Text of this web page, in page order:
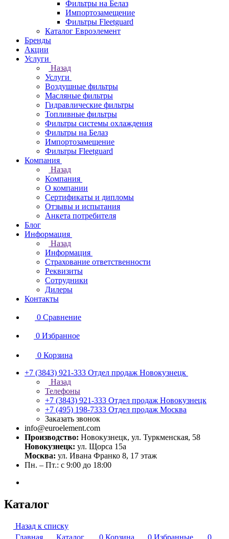
Фильтры на Белаз
Импортозамещение
Фильтры Fleetguard
Каталог Евроэлемент
Бренды
Акции
Услуги
Назад
Услуги
Воздушные фильтры
Масляные фильтры
Гидравлические фильтры
Топливные фильтры
Фильтры системы охлаждения
Фильтры на Белаз
Импортозамещение
Фильтры Fleetguard
Компания
Назад
Компания
О компании
Сертификаты и дипломы
Отзывы и испытания
Анкета потребителя
Блог
Информация
Назад
Информация
Страхование ответственности
Реквизиты
Сотрудники
Дилеры
Контакты
0 Сравнение
0 Избранное
0 Корзина
+7 (3843) 921-333 Отдел продаж Новокузнецк
Назад
Телефоны
+7 (3843) 921-333 Отдел продаж Новокузнецк
+7 (495) 198-7333 Отдел продаж Москва
Заказать звонок
info@euroelement.com
Производство: Новокузнецк, ул. Туркменская, 58
Новокузнецк: ул. Щорса 15а
Москва: ул. Ивана Франко 8, 17 этаж
Пн. – Пт.: с 9:00 до 18:00
Каталог
Назад к списку
Главная
Каталог 0 Корзина 0 Избранные
0